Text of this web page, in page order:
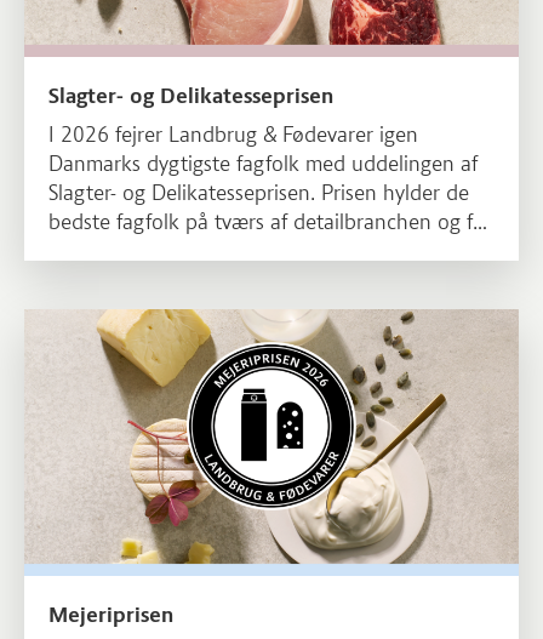
Slagter- og Delikatesseprisen
I 2026 fejrer Landbrug & Fødevarer igen
Danmarks dygtigste fagfolk med uddelingen af
Slagter- og Delikatesseprisen. Prisen hylder de
bedste fagfolk på tværs af detailbranchen og får
sortiment af delikatessevarer
Læs mere om Mejeriprisen
Mejeriprisen